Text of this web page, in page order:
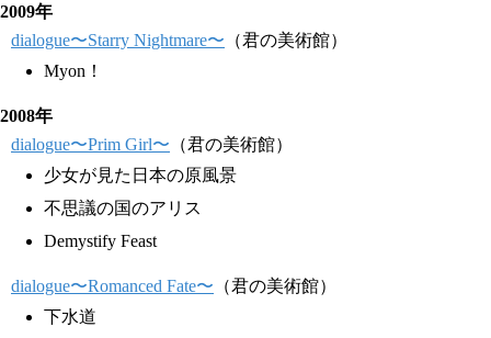
2009年
dialogue〜Starry Nightmare〜 （君の美術館）
Myon！
2008年
dialogue〜Prim Girl〜 （君の美術館）
少女が見た日本の原風景
不思議の国のアリス
Demystify Feast
dialogue〜Romanced Fate〜 （君の美術館）
下水道